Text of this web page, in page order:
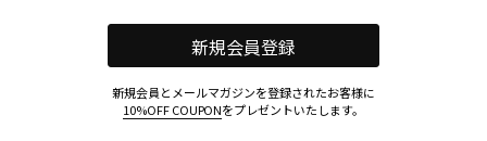
新規会員登録
新規会員とメールマガジンを登録されたお客様に
10%OFF COUPONをプレゼントいたします。